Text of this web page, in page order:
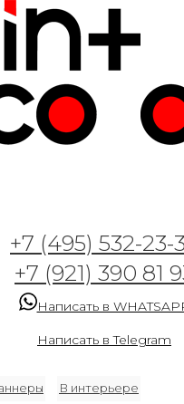
+7 (495) 532-23-
+7 (921) 390 81
Написать в
Написать в Telegram
и иллюстрации
В интерьере